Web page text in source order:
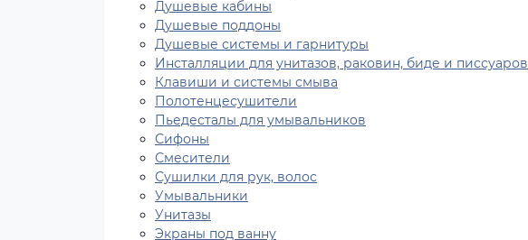
Душевые кабины
Душевые поддоны
Душевые системы и гарнитуры
Инсталляции для унитазов, раковин, биде и писсуаров
Клавиши и системы смыва
Полотенцесушители
Пьедесталы для умывальников
Сифоны
Смесители
Сушилки для рук, волос
Умывальники
Унитазы
Экраны под ванну